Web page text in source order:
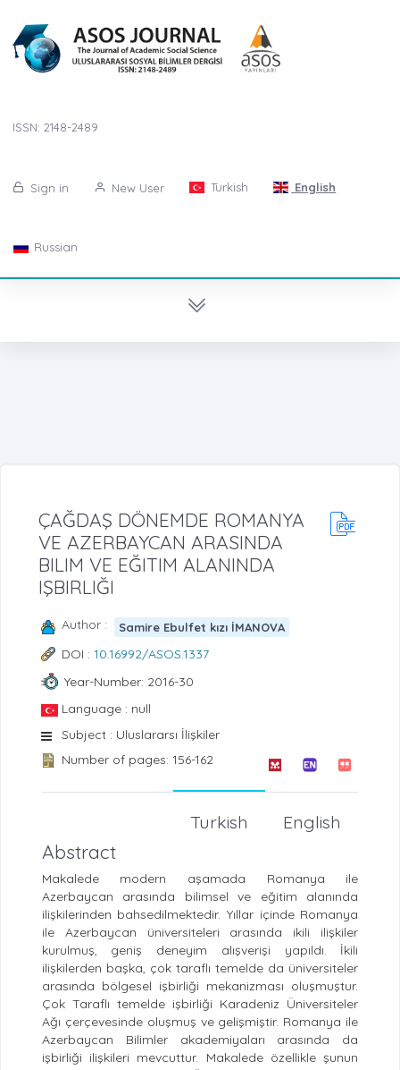
ISSN: 2148-2489
Sign in New User Turkish English
Russian
ÇAĞDAŞ DÖNEMDE ROMANYA
VE AZERBAYCAN ARASINDA
BILIM VE EĞITIM ALANINDA
IŞBIRLIĞI
Author : Samire Ebulfet kızı İMANOVA
DOI : 10.16992/ASOS.1337
Year-Number: 2016-30
Language : null
Subject : Uluslararsı İlişkiler
Number of pages: 156-162
English
Turkish
Abstract
Makalede modern aşamada Romanya ile
Azerbaycan arasında bilimsel ve eğitim alanında
ilişkilerinden bahsedilmektedir. Yıllar içinde Romanya
ile Azerbaycan üniversiteleri arasında ikili ilişkiler
kurulmuş, geniş deneyim alışverişi yapıldı. İkili
ilişkilerden başka, çok taraflı temelde da üniversiteler
arasında bölgesel işbirliği mekanizması oluşmuştur.
Çok Taraflı temelde işbirliği Karadeniz Üniversiteler
Ağı çerçevesinde oluşmuş ve gelişmiştir. Romanya ile
Azerbaycan Bilimler akademiyaları arasında da
işbirliği ilişkileri mevcuttur. Makalede özellikle şunun